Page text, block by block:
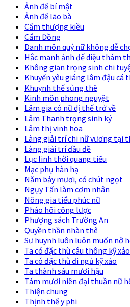
Ảnh đế bí mật
Ảnh đế lão bà
Cẩm thượng kiều
Cẩm Đồng
Danh môn quý nữ không dễ
Hắc manh ảnh đế diệu thám
Không gian trọng sinh chi
Khuyển yêu giáng lâm đậu cá
Khuynh thế sủng thê
Kinh môn phong nguyệt
Lâm gia có nữ dị thế trở về
Lâm Thanh trọng sinh ký
Lâm thị vinh hoa
Làng giải trí chi nữ vương tại
Làng giải trí đầu đề
Lục linh thời quang tiếu
Mạc phụ hàn hạ
Năm bảy mươi, có chút ngọt
Ngụy Tấn làm cơm nhân
Nông gia tiểu phúc nữ
Pháo hôi công lược
Phượng sách Trường An
Quyền thần nhàn thê
Sư huynh luôn luôn muốn nở
Ta có đặc thù câu thông kỹ xảo
Ta có đặc thù đi ngủ kỹ xảo
Ta thành sáu mươi hậu
Tám mươi niên đại thuần nữ
Thiện chung
Thịnh thế y phi